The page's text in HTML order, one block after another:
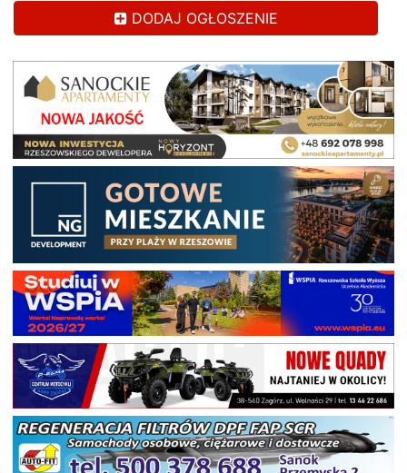
DODAJ OGŁOSZENIE